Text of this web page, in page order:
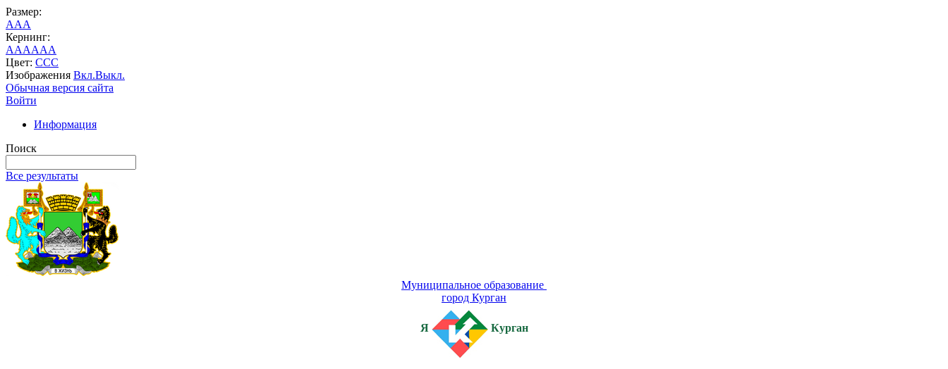
Размер:
AAA
Кернинг:
AAAAAA
Цвет: CCC
Изображения Вкл.Выкл.
Обычная версия сайта
Войти
Информация
Поиск
Все результаты
Муниципальное образование
город Курган
Я Курган